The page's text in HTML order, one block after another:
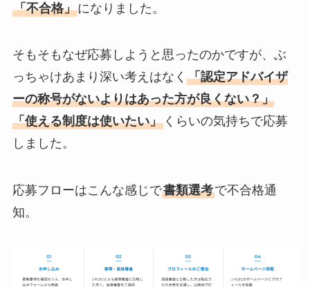
「不合格」になりました。
そもそもなぜ応募しようと思ったのかですが、ぶ
っちゃけあまり深い考えはなく 「認定アドバイザ
ーの称号がないよりはあった方が良くない？」
「使える制度は使いたい」くらいの気持ちで応募
しました。
応募フローはこんな感じで書類選考で不合格通
知。